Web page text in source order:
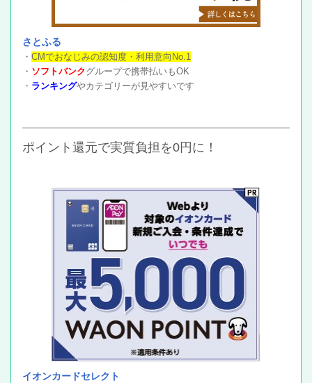
さとふる
・ CMでおなじみの認知度・利用意向No.1
・ ソフトバンクグループで携帯払いもOK
・ ランキングやカテゴリーが見やすいです
ポイント還元で実質負担を0円に！
イオンカードセレクト